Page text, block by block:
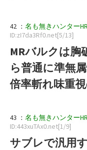
42 ： 名も無きハンター
ID:zI7da3Rf0.net[5/13]
MRバルクは胸
ら普通に準無
倍率斬れ味重
43 ： 名も無きハンター
ID:443xuTAx0.net[1/9]
サブレで汎用